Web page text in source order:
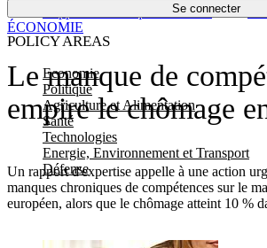
Se connecter
POLICY AREAS
Economie
Politique
Agriculture et Alimentation
Santé
Technologies
Energie, Environnement et Transport
Défense
Économie
Le manque de
empire le chômage
Un rapport d'expertise appelle à une action
manques chroniques de compétences sur le
européen, alors que le chômage atteint 10 %
ÉCONOMIE